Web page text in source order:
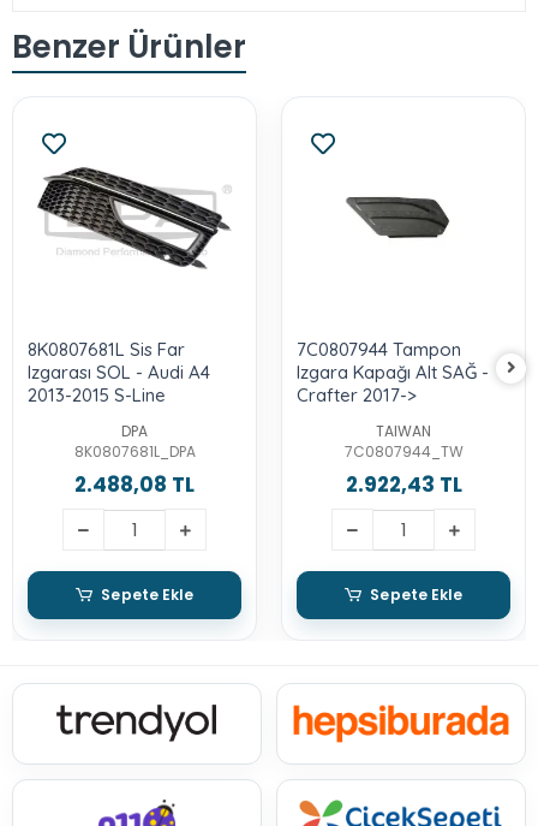
Benzer Ürünler
8K0807681L Sis Far
Izgarası SOL - Audi A4
2013-2015 S-Line
DPA
8K0807681L_DPA
2.488,08 TL
Sepete Ekle
7C0807944 Tampon
Izgara Kapağı Alt SAĞ -
Crafter 2017->
TAIWAN
7C0807944_TW
2.922,43 TL
Sepete Ekle